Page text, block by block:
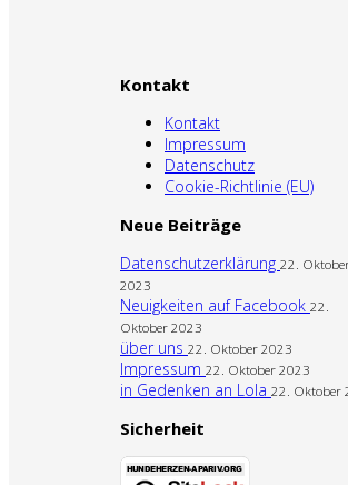
Kontakt
Kontakt
Impressum
Datenschutz
Cookie-Richtlinie (EU)
Neue Beiträge
Datenschutzerklärung 22.
2023
Neuigkeiten auf Facebook 22.
Oktober 2023
über uns 22. Oktober 2023
Impressum 22. Oktober 2023
in Gedenken an Lola 22. Oktober
Sicherheit